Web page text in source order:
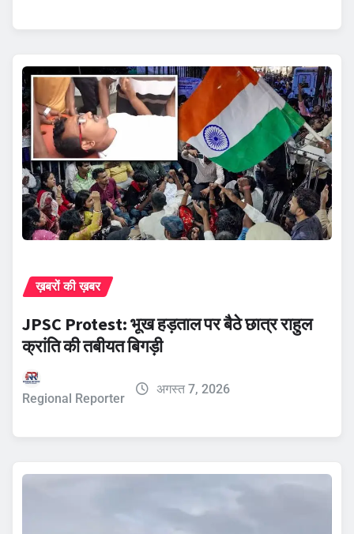
ख़बरों की ख़बर
JPSC Protest: भूख हड़ताल पर बैठे छात्र राहुल
क्रांति की तबीयत बिगड़ी
Regional Reporter
अगस्त 7, 2026